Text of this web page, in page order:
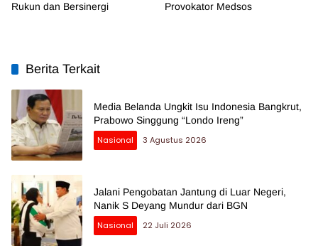
Rukun dan Bersinergi
Provokator Medsos
Berita Terkait
Media Belanda Ungkit Isu Indonesia Bangkrut,
Prabowo Singgung “Londo Ireng”
Nasional
3 Agustus 2026
Jalani Pengobatan Jantung di Luar Negeri,
Nanik S Deyang Mundur dari BGN
Nasional
22 Juli 2026